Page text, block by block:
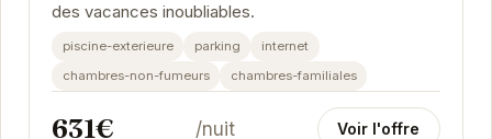
des vacances inoubliables.
piscine-exterieure parking
internet
chambres-non-fumeurs
chambres-familiales
631€ /nuit Voir l'offre